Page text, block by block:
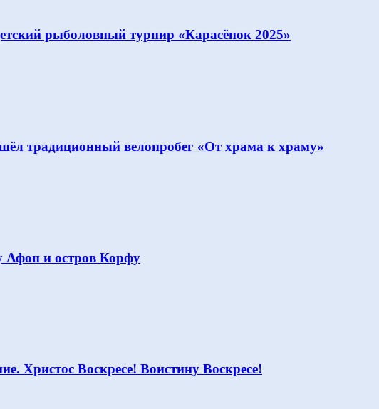
рыболовный турнир «Карасёнок 2025»
традиционный велопробег «От храма к храму»
Афон и остров Корфу
Христос Воскресе! Воистину Воскресе!